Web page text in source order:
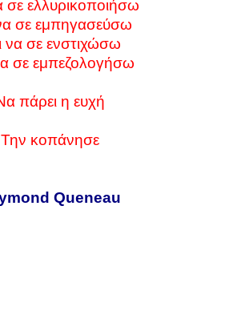
σε ελλυρικοποιήσω
σε εμπηγασεύσω
να σε ενστιχώσω
σε εμπεζολογήσω
πάρει η ευχή
Την κοπάνησε
Queneau